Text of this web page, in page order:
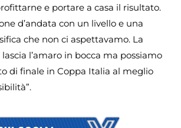
e portare a casa il risultato.
d’andata con un livello e una
che non ci aspettavamo. La
l’amaro in bocca ma possiamo
di finale in Coppa Italia al meglio